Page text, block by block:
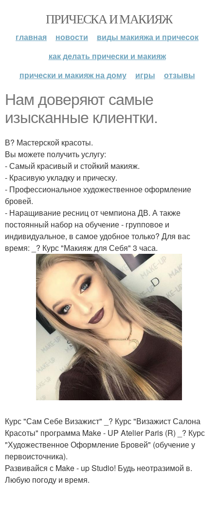
ПРИЧЕСКА И МАКИЯЖ
главная новости
виды макияжа и причесок
как делать прически и макияж
прически и макияж на дому
игры отзывы
Нам доверяют самые
изысканные клиентки.
В? Мастерской красоты.
Вы можете получить услугу:
- Самый красивый и стойкий макияж.
- Красивую укладку и прическу.
- Профессиональное художественное оформление
бровей.
- Наращивание ресниц от чемпиона ДВ. А также
постоянный набор на обучение - групповое и
индивидуальное, в самое удобное только? Для вас
время: _? Курс "Макияж для Себя" 3 часа.
Курс "Сам Себе Визажист" _? Курс "Визажист Салона
Красоты" программа Make - UP Atelier Paris (R) _? Курс
"Художественное Оформление Бровей" (обучение у
первоисточника).
Развивайся с Make - up Studio! Будь неотразимой в.
Любую погоду и время.